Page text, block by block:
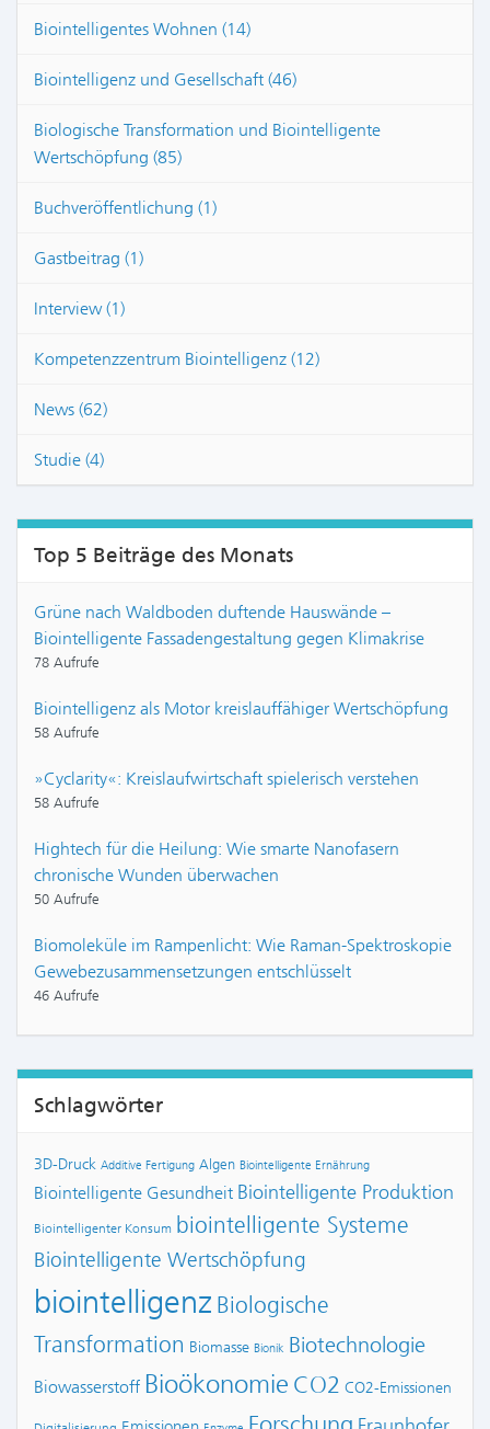
Biointelligentes Wohnen (14)
Biointelligenz und Gesellschaft (46)
Biologische Transformation und Biointelligente
Wertschöpfung (85)
Buchveröffentlichung (1)
Gastbeitrag (1)
Interview (1)
Kompetenzzentrum Biointelligenz (12)
News (62)
Studie (4)
Top 5 Beiträge des Monats
Grüne nach Waldboden duftende Hauswände –
Biointelligente Fassadengestaltung gegen Klimakrise
78 Aufrufe
Biointelligenz als Motor kreislauffähiger Wertschöpfung
58 Aufrufe
»Cyclarity«: Kreislaufwirtschaft spielerisch verstehen
58 Aufrufe
Hightech für die Heilung: Wie smarte Nanofasern
chronische Wunden überwachen
50 Aufrufe
Biomoleküle im Rampenlicht: Wie Raman-Spektroskopie
Gewebezusammensetzungen entschlüsselt
46 Aufrufe
Schlagwörter
3D-Druck Additive Fertigung Algen Biointelligente Ernährung
Biointelligente Gesundheit Biointelligente Produktion
Biointelligenter Konsum biointelligente Systeme
Biointelligente Wertschöpfung
biointelligenz Biologische
Transformation Biomasse Bionik Biotechnologie
Biowasserstoff Bioökonomie CO2 CO2-Emissionen